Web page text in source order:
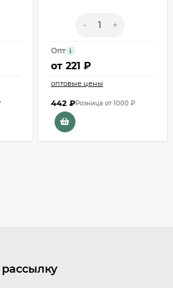
- +
Опт i
от 221 ₽
оптовые цены
442 ₽Розница от 1000 ₽